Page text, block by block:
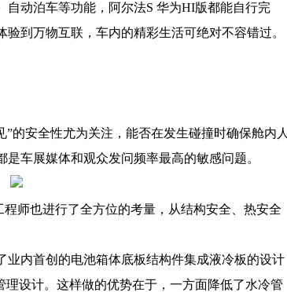
动泊车等功能，阿尔法S 华为HI版都能自行完
到万物互联，车内的精彩生活可绝对不容错过。
的安全性尤为关注，能否在发生碰撞时确保舱内人
车展媒体和观众发问频率最高的敏感问题。
师也进行了全方位的考量，从结构安全、热安全
内首创的电池箱体底板结构件集成液冷板的设计
设计。这样做的优势在于，一方面降低了水冷管